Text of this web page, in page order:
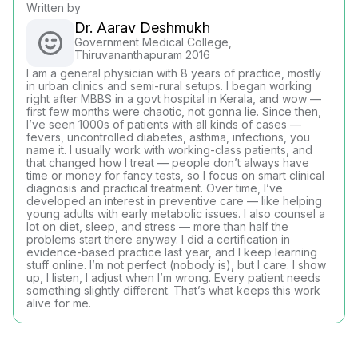
Written by
Dr. Aarav Deshmukh
Government Medical College,
Thiruvananthapuram 2016
I am a general physician with 8 years of practice, mostly
in urban clinics and semi-rural setups. I began working
right after MBBS in a govt hospital in Kerala, and wow —
first few months were chaotic, not gonna lie. Since then,
I’ve seen 1000s of patients with all kinds of cases —
fevers, uncontrolled diabetes, asthma, infections, you
name it. I usually work with working-class patients, and
that changed how I treat — people don’t always have
time or money for fancy tests, so I focus on smart clinical
diagnosis and practical treatment. Over time, I’ve
developed an interest in preventive care — like helping
young adults with early metabolic issues. I also counsel a
lot on diet, sleep, and stress — more than half the
problems start there anyway. I did a certification in
evidence-based practice last year, and I keep learning
stuff online. I’m not perfect (nobody is), but I care. I show
up, I listen, I adjust when I’m wrong. Every patient needs
something slightly different. That’s what keeps this work
alive for me.